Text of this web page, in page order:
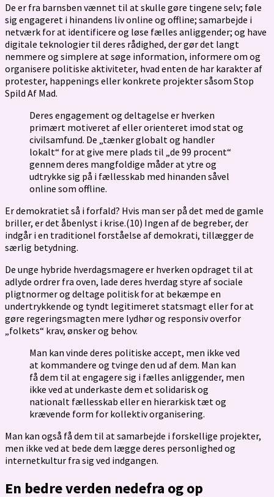
De er fra barnsben vænnet til at skulle gøre tingene selv; føle
sig engageret i hinandens liv online og offline; samarbejde i
netværk for at identificere og løse fælles anliggender; og have
digitale teknologier til deres rådighed, der gør det langt
nemmere og simplere at søge information, informere om og
organisere politiske aktiviteter, hvad enten de har karakter af
protester, happenings eller konkrete projekter såsom Stop
Spild Af Mad.
Deres engagement og deltagelse er hverken
primært motiveret af eller orienteret imod stat og
civilsamfund. De „tænker globalt og handler
lokalt“ for at give mere plads til „de 99 procent“
gennem deres mangfoldige måder at ytre og
udtrykke sig på i fællesskab med hinanden såvel
online som offline.
Er demokratiet så i forfald? Hvis man ser på det med de gamle
briller, er det åbenlyst i krise.(10) Ingen af de begreber, der
indgår i en traditionel forståelse af demokrati, tillægger de
særlig betydning.
De unge hybride hverdagsmagere er hverken opdraget til at
adlyde ordrer fra oven, lade deres hverdag styre af sociale
pligtnormer og deltage politisk for at bekæmpe en
undertrykkende og tyndt legitimeret statsmagt eller for at
gøre regeringsmagten mere lydhør og responsiv overfor
„folkets“ krav, ønsker og behov.
Man kan vinde deres politiske accept, men ikke ved
at kommandere og tvinge den ud af dem. Man kan
få dem til at engagere sig i fælles anliggender, men
ikke ved at underkaste dem et solidarisk og
nationalt fællesskab eller en hierarkisk tæt og
krævende form for kollektiv organisering.
Man kan også få dem til at samarbejde i forskellige projekter,
men ikke ved at bede dem lægge deres personlighed og
internetkultur fra sig ved indgangen.
En bedre verden nedefra og op